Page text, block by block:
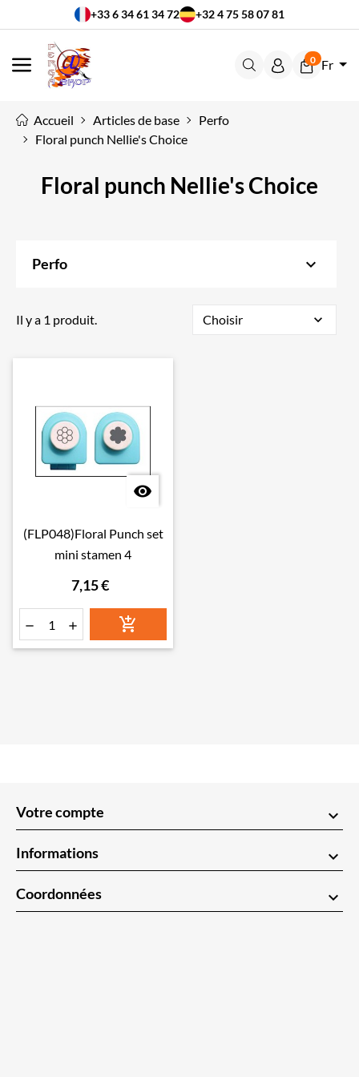
+33 6 34 61 34 72 +32 4 75 58 07 81
MENU
0 Fr
Accueil Articles de base
Perfo
Floral punch Nellie's Choice
Floral punch Nellie's Choice
Perfo keyboard_arrow_down
Il y a 1 produit. Choisir expand_more

(FLP048)Floral Punch set
mini stamen 4
7,15 €
  
Votre compte keyboard_arrow_down
Informations keyboard_arrow_down
Coordonnées keyboard_arrow_down